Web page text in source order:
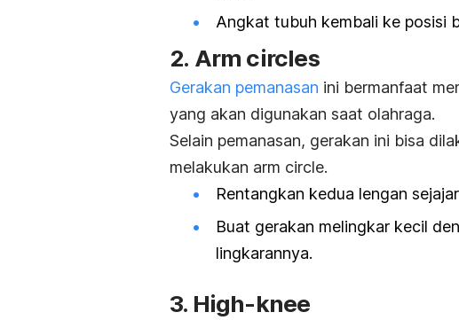
Angkat tubuh kembali ke posisi
2. Arm circles
Gerakan pemanasan ini bermanfaat
yang akan digunakan saat olahraga.
Selain pemanasan, gerakan ini bisa
melakukan arm circle.
Rentangkan kedua lengan
Buat gerakan melingkar kecil
lingkarannya.
3. High-knee